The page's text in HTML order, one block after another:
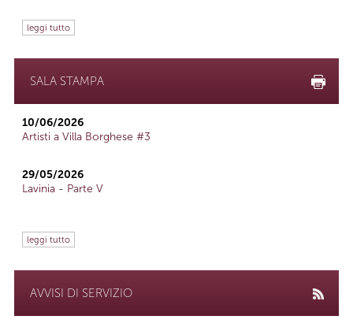
leggi tutto
SALA STAMPA
10/06/2026
Artisti a Villa Borghese #3
29/05/2026
Lavinia - Parte V
leggi tutto
AVVISI DI SERVIZIO